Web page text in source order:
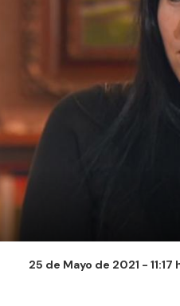
25 de Mayo de 2021 - 11:17